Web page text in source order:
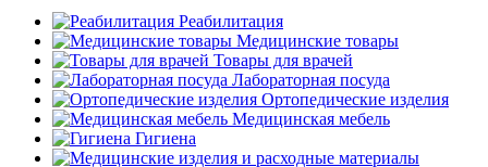
Реабилитация
Медицинские товары
Товары для врачей
Лабораторная посуда
Ортопедические изделия
Медицинская мебель
Гигиена